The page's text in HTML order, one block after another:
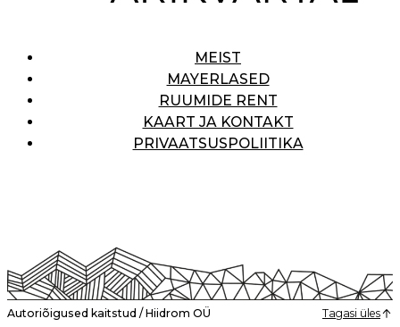
MEIST
MAYERLASED
RUUMIDE RENT
KAART JA KONTAKT
PRIVAATSUSPOLIITIKA
Autoriõigused kaitstud / Hiidrom OÜ Tagasi üles